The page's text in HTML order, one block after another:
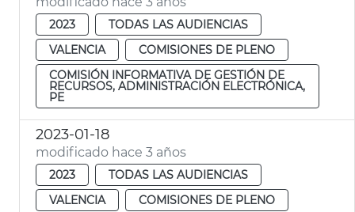
2023
TODAS LAS AUDIENCIAS
VALENCIA
COMISIONES DE PLENO
COMISIÓN INFORMATIVA DE GESTIÓN DE
RECURSOS, ADMINISTRACIÓN ELECTRÓNICA,
PE
2023-01-18
modificado hace 3 años
2023
TODAS LAS AUDIENCIAS
VALENCIA
COMISIONES DE PLENO